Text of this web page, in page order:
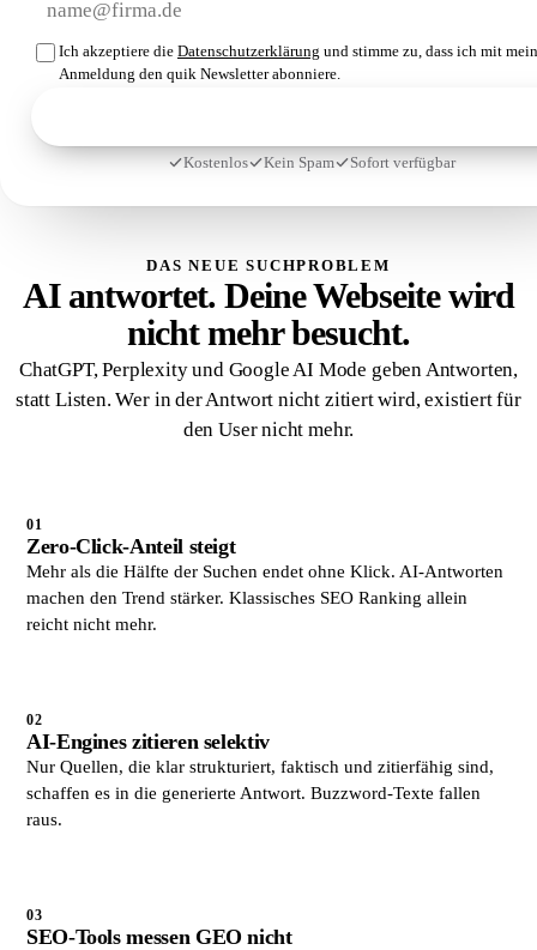
Ich akzeptiere die Datenschutzerklärung und stimme zu, dass ich mit
Anmeldung den quik Newsletter abonniere.
Kostenlos Kein Spam Sofort verfügbar
DAS NEUE SUCHPROBLEM
AI antwortet. Deine Webseite wird
nicht mehr besucht.
ChatGPT, Perplexity und Google AI Mode geben Antworten,
statt Listen. Wer in der Antwort nicht zitiert wird, existiert für
den User nicht mehr.
01
Zero-Click-Anteil steigt
Mehr als die Hälfte der Suchen endet ohne Klick. AI-Antworten
machen den Trend stärker. Klassisches SEO Ranking allein
reicht nicht mehr.
02
AI-Engines zitieren selektiv
Nur Quellen, die klar strukturiert, faktisch und zitierfähig sind,
schaffen es in die generierte Antwort. Buzzword-Texte fallen
raus.
03
SEO-Tools messen GEO nicht